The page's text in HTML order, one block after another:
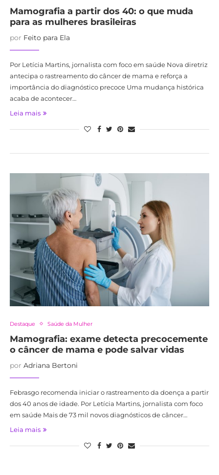
Mamografia a partir dos 40: o que muda
para as mulheres brasileiras
por Feito para Ela
Por Letícia Martins, jornalista com foco em saúde Nova diretriz
antecipa o rastreamento do câncer de mama e reforça a
importância do diagnóstico precoce Uma mudança histórica
acaba de acontecer…
Leia mais
Destaque Saúde da Mulher
Mamografia: exame detecta precocemente
o câncer de mama e pode salvar vidas
por Adriana Bertoni
Febrasgo recomenda iniciar o rastreamento da doença a partir
dos 40 anos de idade. Por Letícia Martins, jornalista com foco
em saúde Mais de 73 mil novos diagnósticos de câncer…
Leia mais